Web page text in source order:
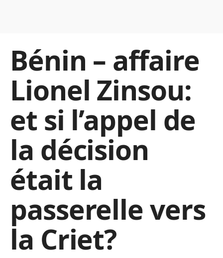
Bénin – affaire
Lionel Zinsou:
et si l’appel de
la décision
était la
passerelle vers
la Criet?